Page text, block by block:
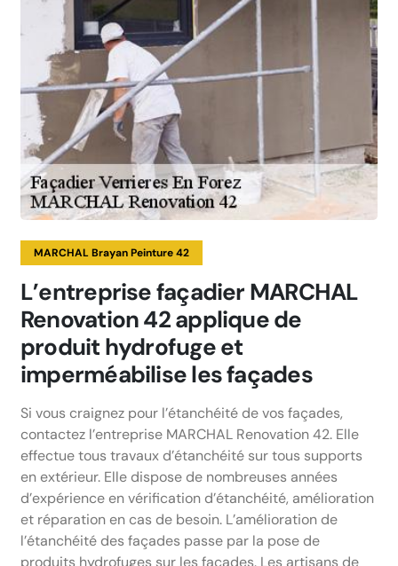
MARCHAL Brayan Peinture 42
L’entreprise façadier MARCHAL
Renovation 42 applique de
produit hydrofuge et
imperméabilise les façades
Si vous craignez pour l’étanchéité de vos façades,
contactez l’entreprise MARCHAL Renovation 42. Elle
effectue tous travaux d’étanchéité sur tous supports
en extérieur. Elle dispose de nombreuses années
d’expérience en vérification d’étanchéité, amélioration
et réparation en cas de besoin. L’amélioration de
l’étanchéité des façades passe par la pose de